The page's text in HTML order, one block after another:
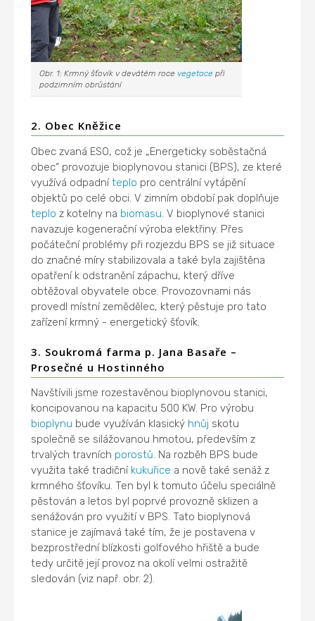
Obr. 1: Krmný šťovík v devátém roce vegetace při
podzimním obrůstání
2. Obec Kněžice
Obec zvaná ESO, což je „Energeticky soběstačná
obec“ provozuje bioplynovou stanici (BPS), ze které
využívá odpadníteplo pro centrální vytápění
objektů po celé obci. V zimním období pak doplňuje
teplo z kotelny na biomasu. V bioplynové stanici
navazuje kogenerační výroba elektřiny. Přes
počáteční problémy při rozjezdu BPS se již situace
do značné míry stabilizovala a také byla zajištěna
opatření k odstranění zápachu, který dříve
obtěžoval obyvatele obce. Provozovnami nás
provedl místní zemědělec, který pěstuje pro tato
zařízení krmný - energetický šťovík.
3. Soukromá farma p. Jana Basaře –
Prosečné u Hostinného
Navštívili jsme rozestavěnou bioplynovou stanici,
koncipovanou na kapacitu 500 KW. Pro výrobu
bioplynu bude využíván klasický hnůj skotu
společně se silážovanou hmotou, především z
trvalých travních porostů. Na rozběh BPS bude
využita také tradiční kukuřice a nově také senáž z
krmného šťovíku. Ten byl k tomuto účelu speciálně
pěstován a letos byl poprvé provozně sklizen a
senážován pro využití v BPS. Tato bioplynová
stanice je zajímavá také tím, že je postavena v
bezprostřední blízkosti golfového hřiště a bude
tedy určitě její provoz na okolí velmi ostražitě
sledován (viz např. obr. 2).